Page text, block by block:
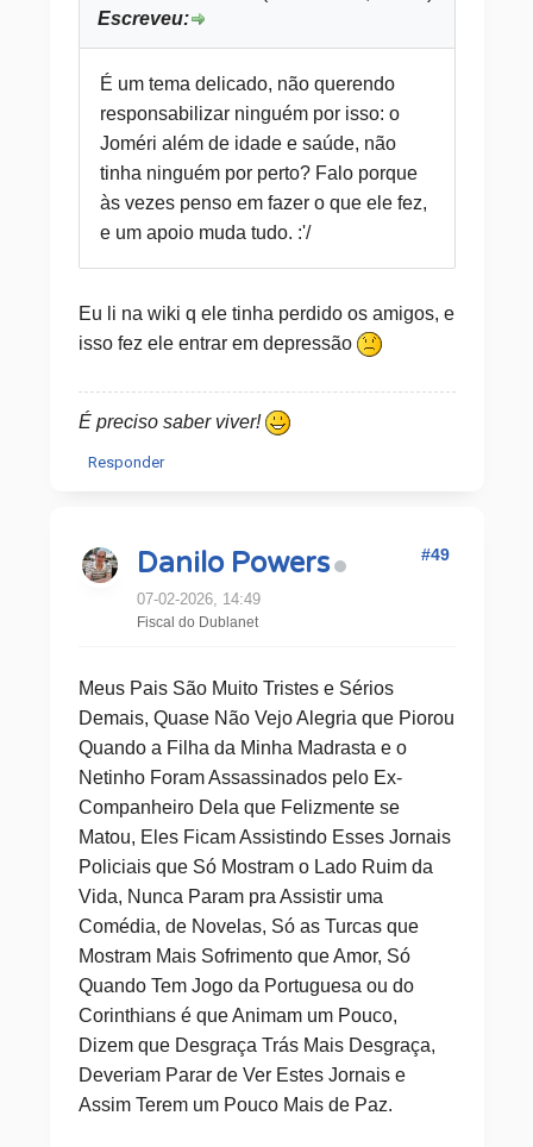
Escreveu:
É um tema delicado, não querendo
responsabilizar ninguém por isso: o
Joméri além de idade e saúde, não
tinha ninguém por perto? Falo porque
às vezes penso em fazer o que ele fez,
e um apoio muda tudo. :'/
Eu li na wiki q ele tinha perdido os amigos, e
isso fez ele entrar em depressão
É preciso saber viver!
Responder
Danilo Powers
07-02-2026, 14:49
Fiscal do Dublanet
#49
Meus Pais São Muito Tristes e Sérios
Demais, Quase Não Vejo Alegria que Piorou
Quando a Filha da Minha Madrasta e o
Netinho Foram Assassinados pelo Ex-
Companheiro Dela que Felizmente se
Matou, Eles Ficam Assistindo Esses Jornais
Policiais que Só Mostram o Lado Ruim da
Vida, Nunca Param pra Assistir uma
Comédia, de Novelas, Só as Turcas que
Mostram Mais Sofrimento que Amor, Só
Quando Tem Jogo da Portuguesa ou do
Corinthians é que Animam um Pouco,
Dizem que Desgraça Trás Mais Desgraça,
Deveriam Parar de Ver Estes Jornais e
Assim Terem um Pouco Mais de Paz.